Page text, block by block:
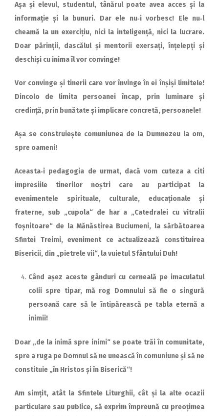
Așa și elevul, studentul, tânărul poate avea acces și la
informație și la bunuri. Dar ele nu‑i vorbesc! Ele nu‑l
cheamă la un exercițiu, nici la inteligență, nici la lucrare.
Doar părinții, dascălul și mentorii exersați, înțelepți și
deschiși cu inima îl vor convinge!
Vor convinge și tinerii care vor învinge în ei înșiși limitele!
Dincolo de limita persoanei încap, prin luminare și
credință, prin bunătate și implicare concretă, persoanele!
Așa se construiește comuniunea de la Dumnezeu la om,
spre oameni!
Aceasta‑i pedagogia de urmat, dacă vom cuteza a citi
impresiile tinerilor noștri care au participat la
evenimentele spirituale, culturale, educaționale și
fraterne, sub „cupola“ de har a „Catedralei cu vitralii
foșnitoare“ de la Mănăstirea Buciumeni, la sărbătoarea
Sfintei Treimi, eveniment ce actualizează constituirea
Bisericii, din „pietrele vii“, la vuietul Sfântului Duh!
Când așez aceste gânduri cu cerneală pe imaculatul
colii spre tipar, mă rog Domnului să fie o singură
persoană care să le întipărească pe tabla eternă a
inimii!
Doar „de la inimă spre inimi“ se poate trăi în comunitate,
spre a ruga pe Domnul să ne unească în comuniune și să ne
constituie „în Hristos și în Biserică“!
Am simțit, atât la Sfintele Liturghii, cât și la alte ocazii
particulare sau publice, să exprim împreună cu preoțimea